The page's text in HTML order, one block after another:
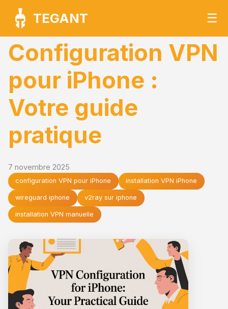
TEGANT ☰
Configuration VPN
pour iPhone :
Votre guide
pratique
7 novembre 2025
configuration VPN pour iPhone installation VPN iPhone
wireguard iphone v2ray sur iphone
installation VPN manuelle